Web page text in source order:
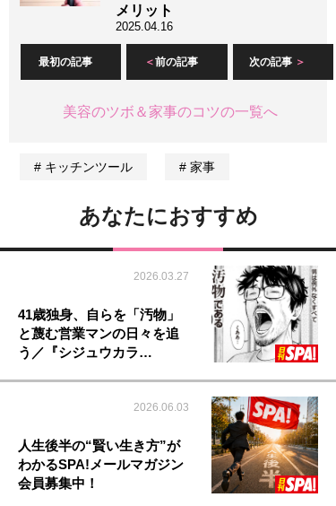
メリット
2025.04.16
最初の記事 前の記事 次の記事
美容のツボ＆家事のコツの一覧へ
キッチンツール 家事
あなたにおすすめ
2026.03.27
41歳独身、自らを「汚物」
と蔑む営業マンの日々を追
う／『シジュウカラ…
2026.06.03
人生後半の“賢い生き方”が
わかるSPA!メールマガジン
会員募集中！